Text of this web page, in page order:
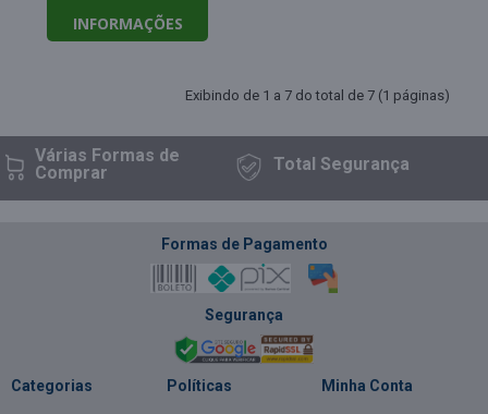
INFORMAÇÕES
Exibindo de 1 a 7 do total de 7 (1 páginas)
Várias Formasde
Comprar
TotalSegurança
Formas de Pagamento
Segurança
Categorias Políticas Minha Conta